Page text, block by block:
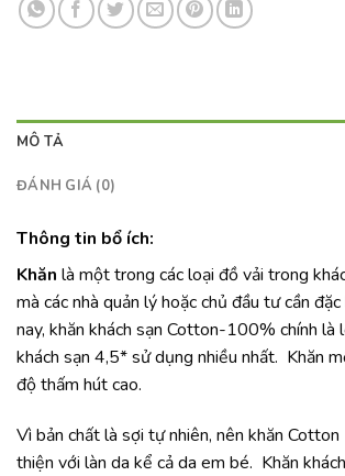
MÔ TẢ
ĐÁNH GIÁ (0)
Thông tin bổ ích:
Khăn là một trong các loại đồ vải trong
mà các nhà quản lý hoặc chủ đầu tư cần
nay, khăn khách sạn Cotton-100% chính là
khách sạn 4,5* sử dụng nhiều nhất. Khăn
độ thấm hút cao.
Vì bản chất là sợi tự nhiên, nên khăn
thiện với làn da kể cả da em bé. Khăn